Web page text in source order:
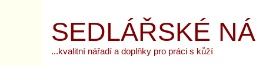
SEDLÁŘSKÉ
...kvalitní nářadí a doplňky pro práci s kůží